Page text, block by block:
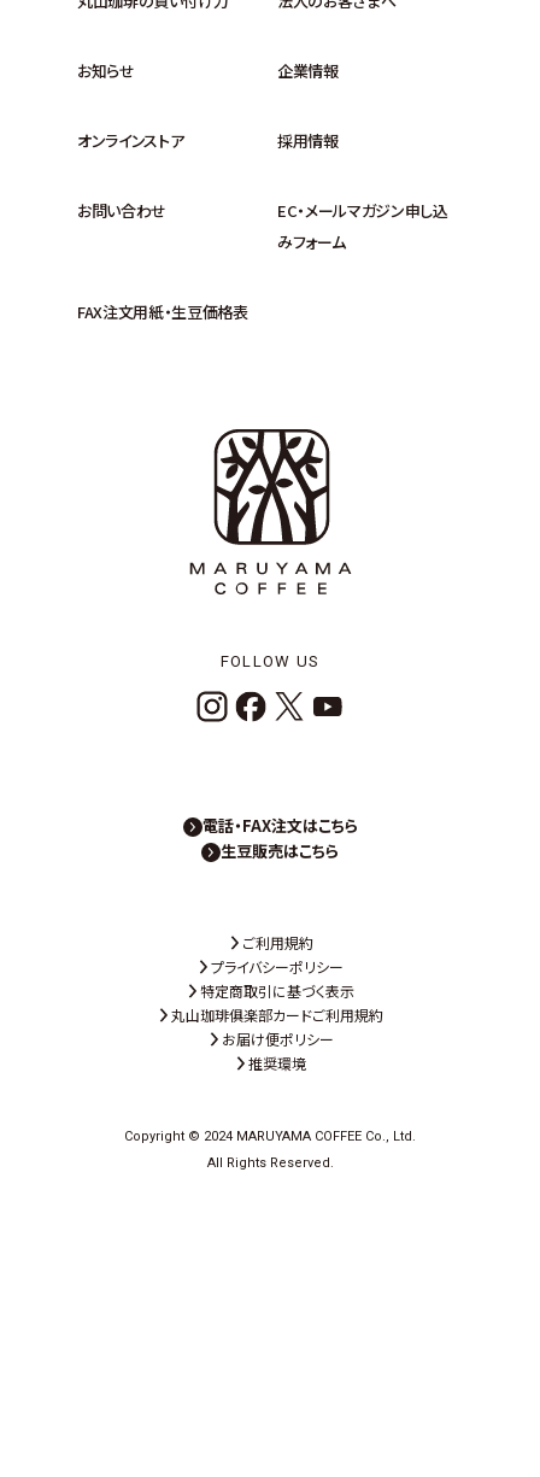
お知らせ 企業情報
オンラインストア 採用情報
お問い合わせ
EC・メールマガジン申し込
みフォーム
FAX注文用紙・生豆価格表
FOLLOW US
電話・FAX注文はこちら
生豆販売はこちら
ご利用規約
プライバシーポリシー
特定商取引に基づく表示
丸山珈琲俱楽部カードご利用規約
お届け便ポリシー
推奨環境
Copyright © 2024 MARUYAMA COFFEE Co., Ltd.
All Rights Reserved.